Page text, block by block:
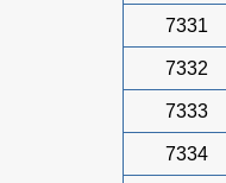
7331
7332
7333
7334